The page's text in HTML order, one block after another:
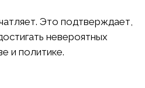
Это подтверждает,
невероятных
и политике.